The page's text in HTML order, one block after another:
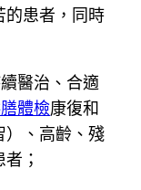
的患者，同時
醫治、合適
體檢康復和
）、高齡、殘
者；